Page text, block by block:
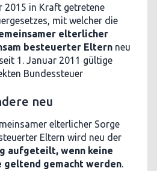
2015 in Kraft getretene
mit welcher die
elterlicher
besteuerter Eltern neu
1. Januar 2011 gültige
Bundessteuer
neu
elterlicher Sorge
Eltern wird neu der
aufgeteilt, wenn keine
gemacht werden.